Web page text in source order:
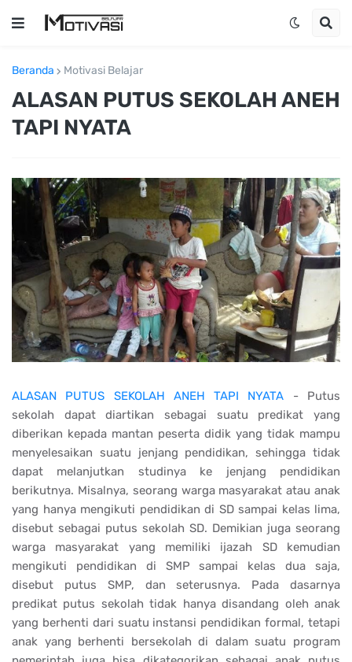
Beranda Motivasi Belajar
ALASAN PUTUS SEKOLAH ANEH
TAPI NYATA
ALASAN PUTUS SEKOLAH ANEH TAPI NYATA - Putus
sekolah dapat diartikan sebagai suatu predikat yang
diberikan kepada mantan peserta didik yang tidak mampu
menyelesaikan suatu jenjang pendidikan, sehingga tidak
dapat melanjutkan studinya ke jenjang pendidikan
berikutnya. Misalnya, seorang warga masyarakat atau anak
yang hanya mengikuti pendidikan di SD sampai kelas lima,
disebut sebagai putus sekolah SD. Demikian juga seorang
warga masyarakat yang memiliki ijazah SD kemudian
mengikuti pendidikan di SMP sampai kelas dua saja,
disebut putus SMP, dan seterusnya. Pada dasarnya
predikat putus sekolah tidak hanya disandang oleh anak
yang berhenti dari suatu instansi pendidikan formal, tetapi
anak yang berhenti bersekolah di dalam suatu program